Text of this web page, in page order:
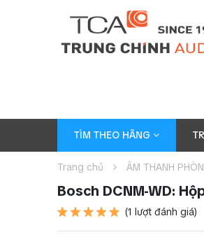
TÌM THEO HÃNG
Trang chủ ÂM THANH
Bosch DCNM-WD:
(1 lượt đánh giá)